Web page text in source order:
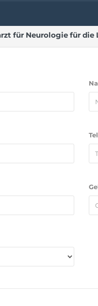
für Neurologie für